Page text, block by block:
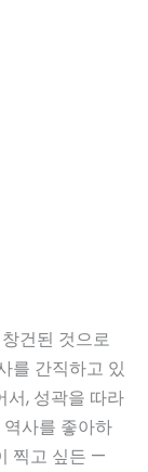
건된 것으로
를 간직하고 있
서, 성곽을 따라
사를 좋아하
찍고 싶든 —